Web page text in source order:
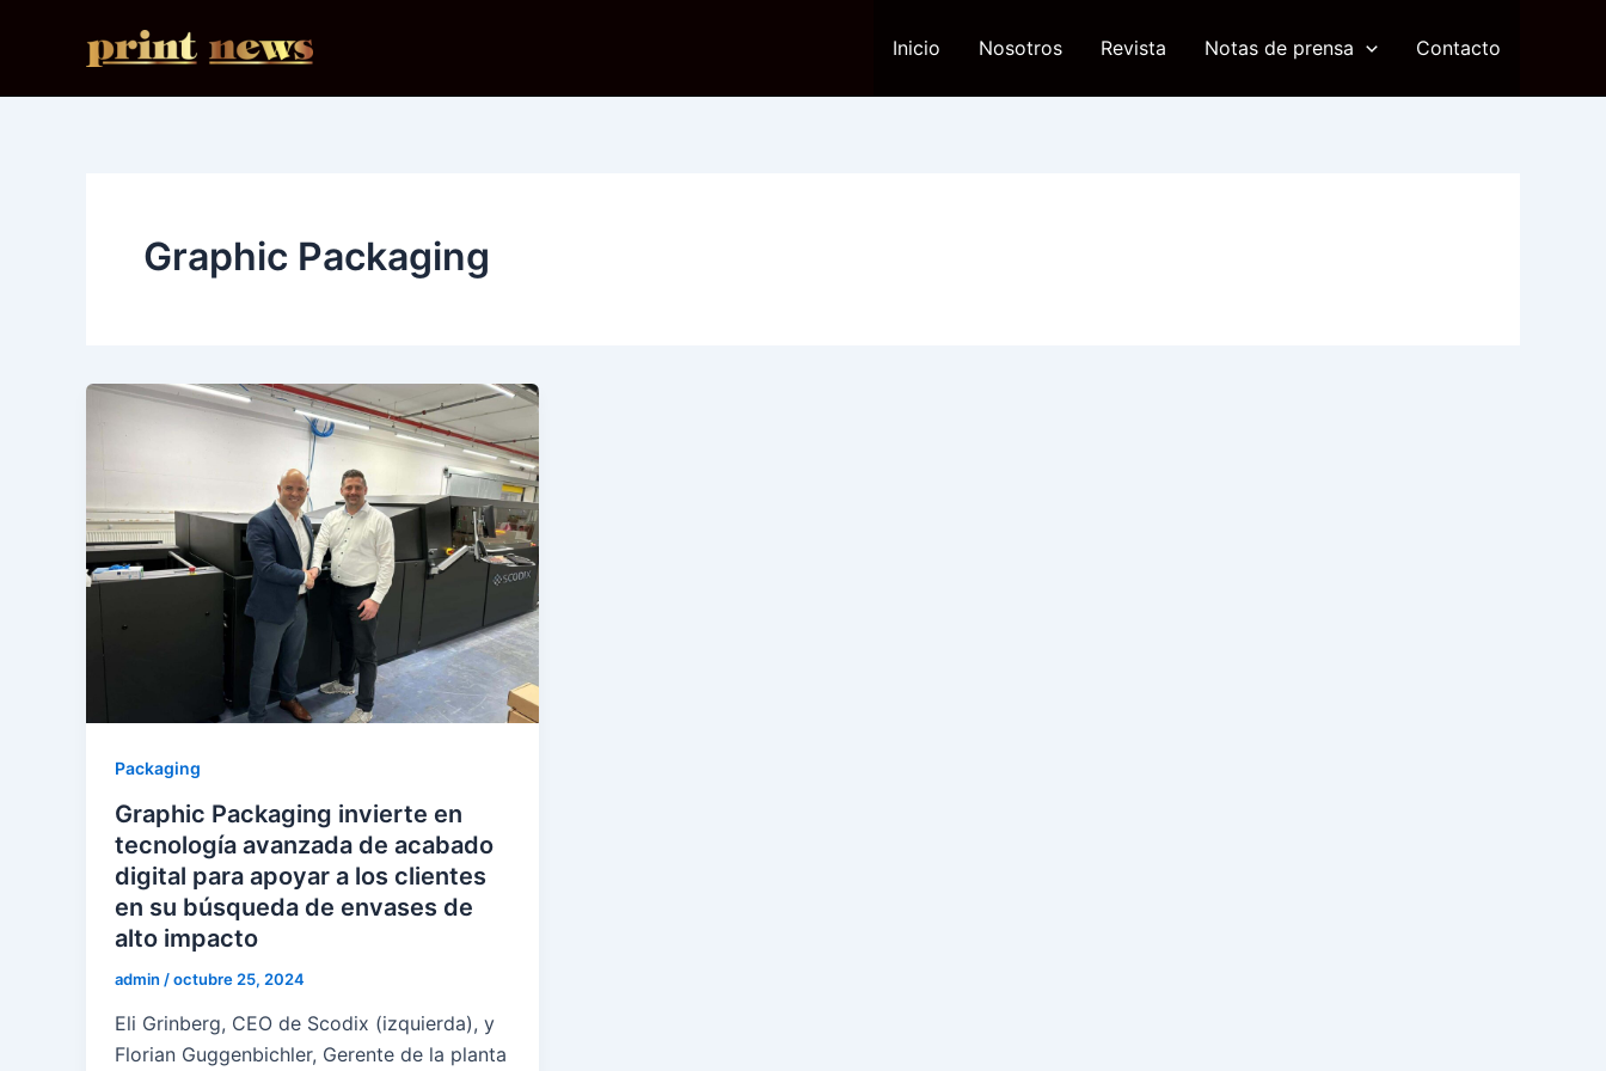
Inicio Nosotros Revista Notas de prensa Contacto
Graphic Packaging
Packaging
Graphic Packaging invierte en
tecnología avanzada de acabado
digital para apoyar a los clientes
en su búsqueda de envases de
alto impacto
admin /octubre 25, 2024
Eli Grinberg, CEO de Scodix (izquierda), y
Florian Guggenbichler, Gerente de la planta